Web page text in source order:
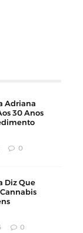
Adriana
30 Anos
0
Diz Que
0